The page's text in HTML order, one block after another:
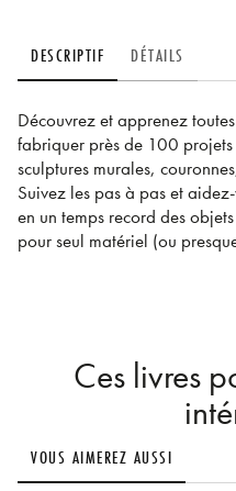
DESCRIPTIF DÉTAILS
Découvrez et apprenez
fabriquer près de 100
sculptures murales,
Suivez les pas à pas et
en un temps record des
pour seul matériel (ou
Ces livres
VOUS AIMEREZ AUSSI